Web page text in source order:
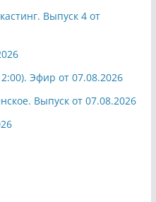
Выпуск 4 от
Эфир от 07.08.2026
Выпуск от 07.08.2026